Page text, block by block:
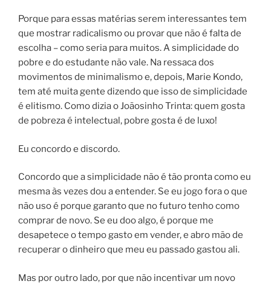
Porque para essas matérias serem interessantes tem
que mostrar radicalismo ou provar que não é falta de
escolha – como seria para muitos. A simplicidade do
pobre e do estudante não vale. Na ressaca dos
movimentos de minimalismo e, depois, Marie Kondo,
tem até muita gente dizendo que isso de simplicidade
é elitismo. Como dizia o Joãosinho Trinta: quem gosta
de pobreza é intelectual, pobre gosta é de luxo!
Eu concordo e discordo.
Concordo que a simplicidade não é tão pronta como eu
mesma às vezes dou a entender. Se eu jogo fora o que
não uso é porque garanto que no futuro tenho como
comprar de novo. Se eu doo algo, é porque me
desapetece o tempo gasto em vender, e abro mão de
recuperar o dinheiro que meu eu passado gastou ali.
Mas por outro lado, por que não incentivar um novo